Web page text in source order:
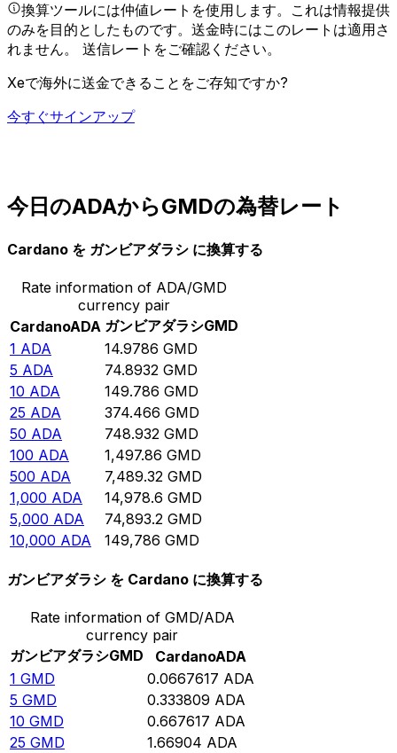
換算ツールには仲値レートを使用します。これは情報提供
のみを目的としたものです。送金時にはこのレートは適用さ
れません。 送信レートをご確認ください。
Xeで海外に送金できることをご存知ですか?
今すぐサインアップ
今日のADAからGMDの為替レート
Cardano を ガンビアダラシ に換算する
Rate information of ADA/GMD
currency pair
CardanoADA ガンビアダラシGMD
1 ADA 14.9786 GMD
5 ADA 74.8932 GMD
10 ADA 149.786 GMD
25 ADA 374.466 GMD
50 ADA 748.932 GMD
100 ADA 1,497.86 GMD
500 ADA 7,489.32 GMD
1,000 ADA 14,978.6 GMD
5,000 ADA 74,893.2 GMD
10,000 ADA 149,786 GMD
ガンビアダラシ を Cardano に換算する
Rate information of GMD/ADA
currency pair
ガンビアダラシGMD CardanoADA
1 GMD 0.0667617 ADA
5 GMD 0.333809 ADA
10 GMD 0.667617 ADA
25 GMD 1.66904 ADA